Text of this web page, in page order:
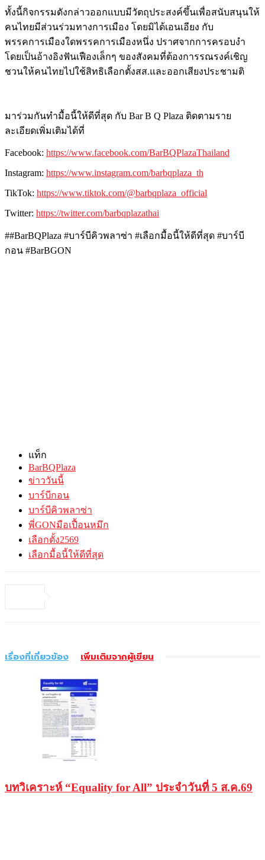
ทั้งนี้กิจกรรมดังกล่าวออกแบบมีวัตถุประสงค์ขึ้นเพื่อสนับสนุนให้
คนไทยมีส่วนร่วมทางการเมือง โดยมิได้เอนเอียง กับ
พรรคการเมืองใดพรรคการเมืองหนึ่ง ปราศจากการครอบงำ
โดยเป็นอ้างอิงฟันเฟืองเล็กๆ ของสังคมที่ต้องการรณรงค์เชิญ
ชวนให้คนไทยไปใช้สิทธิเลือกตั้งสส.และออกเสียงประชามติ
มาร่วมกันทำมื้อนี้ให้ดีที่สุด กับ Bar B Q Plaza ติดตามราย
ละเอียดเพิ่มเติมได้ที่
Facebook: https://www.facebook.com/BarBQPlazaThailand
Instagram: https://www.instagram.com/barbqplaza_th
TikTok: https://www.tiktok.com/@barbqplaza_official
Twitter: https://twitter.com/barbqplazathai
##BarBQPlaza #บาร์บีคิวพลาซ่า #เลือกมื้อนี้ให้ดีที่สุด #บาร์บี
กอน #BarBGON
แท็ก
BarBQPlaza
ข่าววันนี้
บาร์บีกอน
บาร์บีคิวพลาซ่า
พี่GONมือเปื้อนหมึก
เลือกตั้ง2569
เลือกมื้อนี้ให้ดีที่สุด
เรื่องที่เกี่ยวข้อง เพิ่มเติมจากผู้เขียน
บทวิเคราะห์ “Equality for All” ประจำวันที่ 5 ส.ค.69